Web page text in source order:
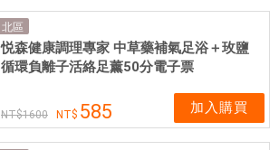
國
體
網
即
北區
悦森健康調理專家 中草藥補氣足浴＋玫鹽
循環負離子活絡足薰50分電子票
1600 585 加入購買